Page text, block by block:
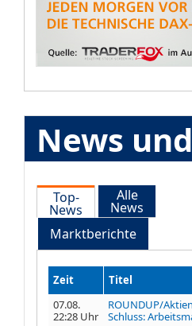
News
Top-
News
Alle
News
Marktberichte
Zeit
Titel
07.08.
22:28 Uhr
ROUNDUP/
Schluss: